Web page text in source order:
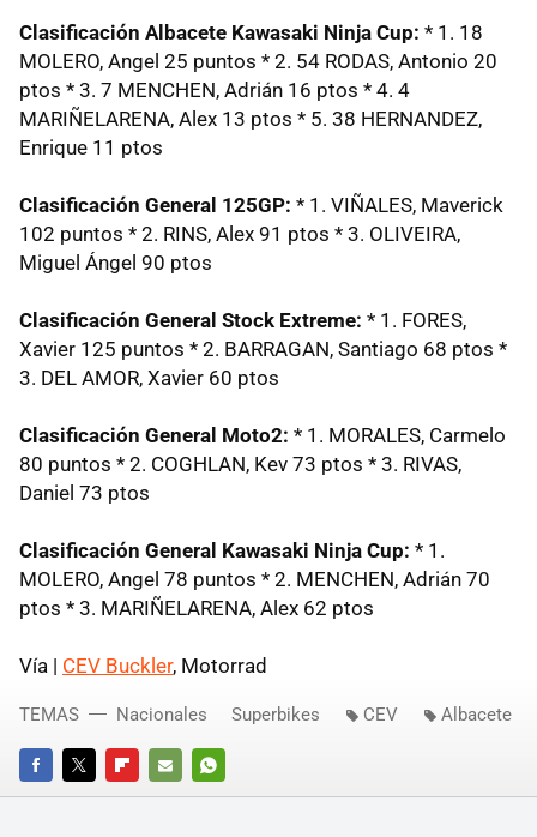
Clasificación Albacete Kawasaki Ninja Cup: * 1. 18
MOLERO, Angel 25 puntos * 2. 54 RODAS, Antonio 20
ptos * 3. 7 MENCHEN, Adrián 16 ptos * 4. 4
MARIÑELARENA, Alex 13 ptos * 5. 38 HERNANDEZ,
Enrique 11 ptos
Clasificación General 125GP: * 1. VIÑALES, Maverick
102 puntos * 2. RINS, Alex 91 ptos * 3. OLIVEIRA,
Miguel Ángel 90 ptos
Clasificación General Stock Extreme: * 1. FORES,
Xavier 125 puntos * 2. BARRAGAN, Santiago 68 ptos *
3. DEL AMOR, Xavier 60 ptos
Clasificación General Moto2: * 1. MORALES, Carmelo
80 puntos * 2. COGHLAN, Kev 73 ptos * 3. RIVAS,
Daniel 73 ptos
Clasificación General Kawasaki Ninja Cup: * 1.
MOLERO, Angel 78 puntos * 2. MENCHEN, Adrián 70
ptos * 3. MARIÑELARENA, Alex 62 ptos
Vía | CEV Buckler, Motorrad
FACEBOOKTWITTERFLIPBOARD
E-
WHATSAPP
TEMAS Nacionales Superbikes CEV Albacete